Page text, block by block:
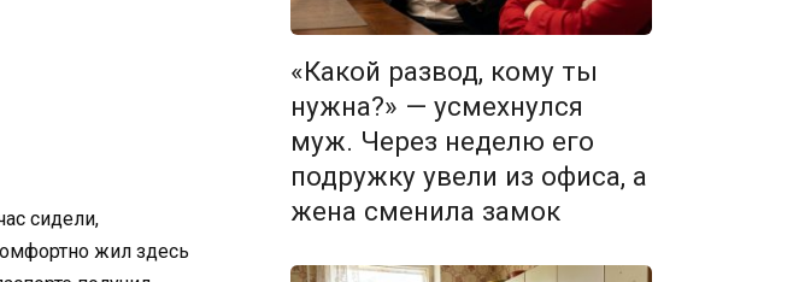
сидели,
жил здесь
«Какой развод, кому ты
нужна?» — усмехнулся
муж. Через неделю его
подружку увели из офиса, а
жена сменила замок